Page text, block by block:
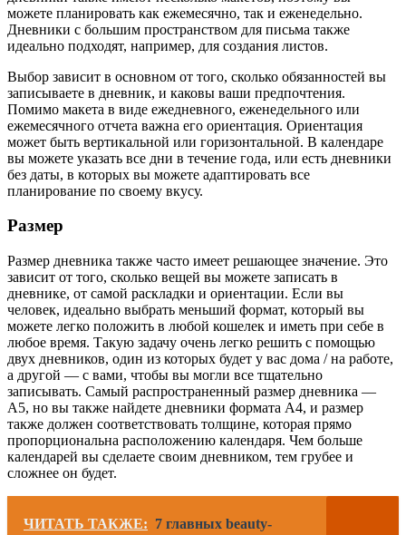
можете планировать как ежемесячно, так и еженедельно.
Дневники с большим пространством для письма также
идеально подходят, например, для создания листов.
Выбор зависит в основном от того, сколько обязанностей вы
записываете в дневник, и каковы ваши предпочтения.
Помимо макета в виде ежедневного, еженедельного или
ежемесячного отчета важна его ориентация. Ориентация
может быть вертикальной или горизонтальной. В календаре
вы можете указать все дни в течение года, или есть дневники
без даты, в которых вы можете адаптировать все
планирование по своему вкусу.
Размер
Размер дневника также часто имеет решающее значение. Это
зависит от того, сколько вещей вы можете записать в
дневнике, от самой раскладки и ориентации. Если вы
человек, идеально выбрать меньший формат, который вы
можете легко положить в любой кошелек и иметь при себе в
любое время. Такую задачу очень легко решить с помощью
двух дневников, один из которых будет у вас дома / на работе,
а другой — с вами, чтобы вы могли все тщательно
записывать. Самый распространенный размер дневника —
A5, но вы также найдете дневники формата A4, и размер
также должен соответствовать толщине, которая прямо
пропорциональна расположению календаря. Чем больше
календарей вы сделаете своим дневником, тем грубее и
сложнее он будет.
ЧИТАТЬ ТАКЖЕ: 7 главных beauty-